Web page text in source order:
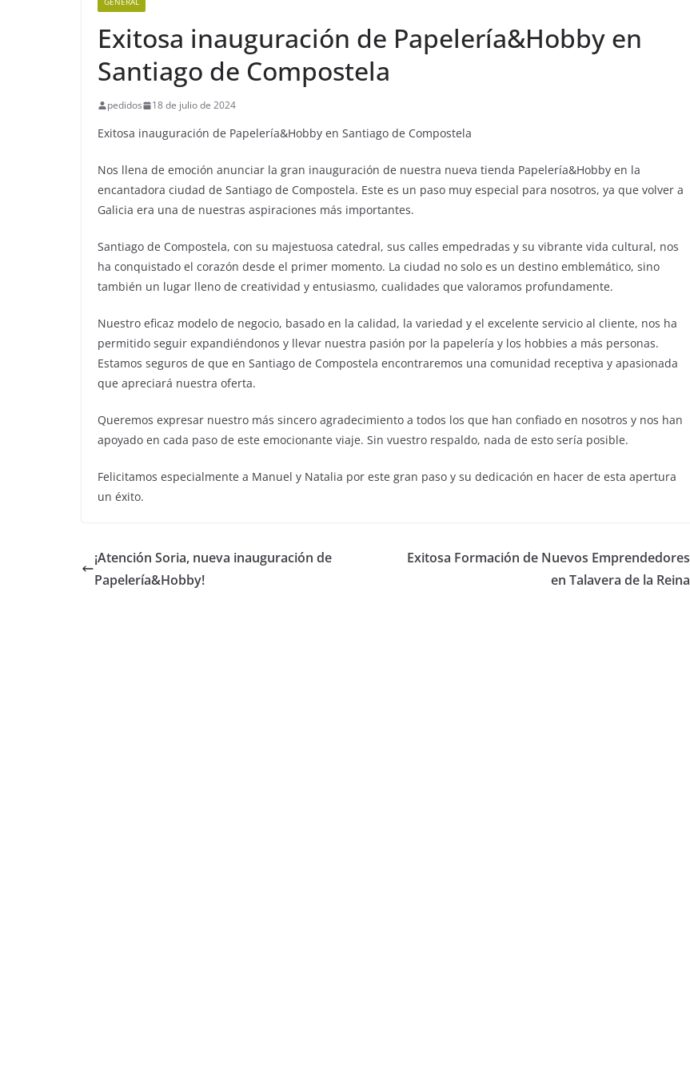
Exitosa inauguración de Papelería&Hobby en
Santiago de Compostela
pedidos 18 de julio de 2024
Exitosa inauguración de Papelería&Hobby en Santiago de Compostela
Nos llena de emoción anunciar la gran inauguración de nuestra nueva tienda Papelería&Hobby en la
encantadora ciudad de Santiago de Compostela. Este es un paso muy especial para nosotros, ya que volver a
Galicia era una de nuestras aspiraciones más importantes.
Santiago de Compostela, con su majestuosa catedral, sus calles empedradas y su vibrante vida cultural, nos
ha conquistado el corazón desde el primer momento. La ciudad no solo es un destino emblemático, sino
también un lugar lleno de creatividad y entusiasmo, cualidades que valoramos profundamente.
Nuestro eficaz modelo de negocio, basado en la calidad, la variedad y el excelente servicio al cliente, nos ha
permitido seguir expandiéndonos y llevar nuestra pasión por la papelería y los hobbies a más personas.
Estamos seguros de que en Santiago de Compostela encontraremos una comunidad receptiva y apasionada
que apreciará nuestra oferta.
Queremos expresar nuestro más sincero agradecimiento a todos los que han confiado en nosotros y nos han
apoyado en cada paso de este emocionante viaje. Sin vuestro respaldo, nada de esto sería posible.
Felicitamos especialmente a Manuel y Natalia por este gran paso y su dedicación en hacer de esta apertura
un éxito.
¡Atención Soria, nueva inauguración de
Papelería&Hobby!
Exitosa Formación de Nuevos Emprendedores
en Talavera de la Reina